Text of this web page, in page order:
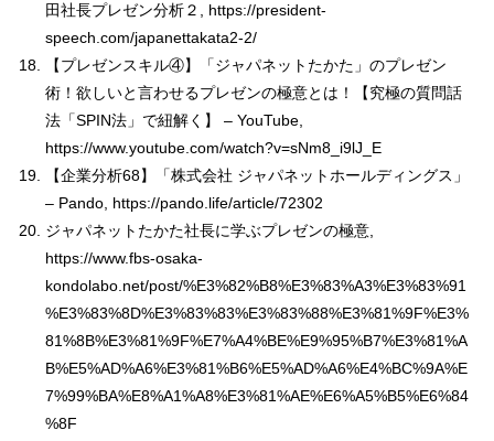
田社長プレゼン分析２, https://president-
speech.com/japanettakata2-2/
【プレゼンスキル④】「ジャパネットたかた」のプレゼン
術！欲しいと言わせるプレゼンの極意とは！【究極の質問話
法「SPIN法」で紐解く】 – YouTube,
https://www.youtube.com/watch?v=sNm8_i9lJ_E
【企業分析68】「株式会社 ジャパネットホールディングス」
– Pando, https://pando.life/article/72302
ジャパネットたかた社長に学ぶプレゼンの極意,
https://www.fbs-osaka-
kondolabo.net/post/%E3%82%B8%E3%83%A3%E3%83%91
%E3%83%8D%E3%83%83%E3%83%88%E3%81%9F%E3%
81%8B%E3%81%9F%E7%A4%BE%E9%95%B7%E3%81%A
B%E5%AD%A6%E3%81%B6%E5%AD%A6%E4%BC%9A%E
7%99%BA%E8%A1%A8%E3%81%AE%E6%A5%B5%E6%84
%8F